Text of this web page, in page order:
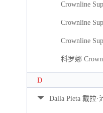
Crownline
Crownline
Crownline
科罗娜
D
Dalla Pieta 戴拉·